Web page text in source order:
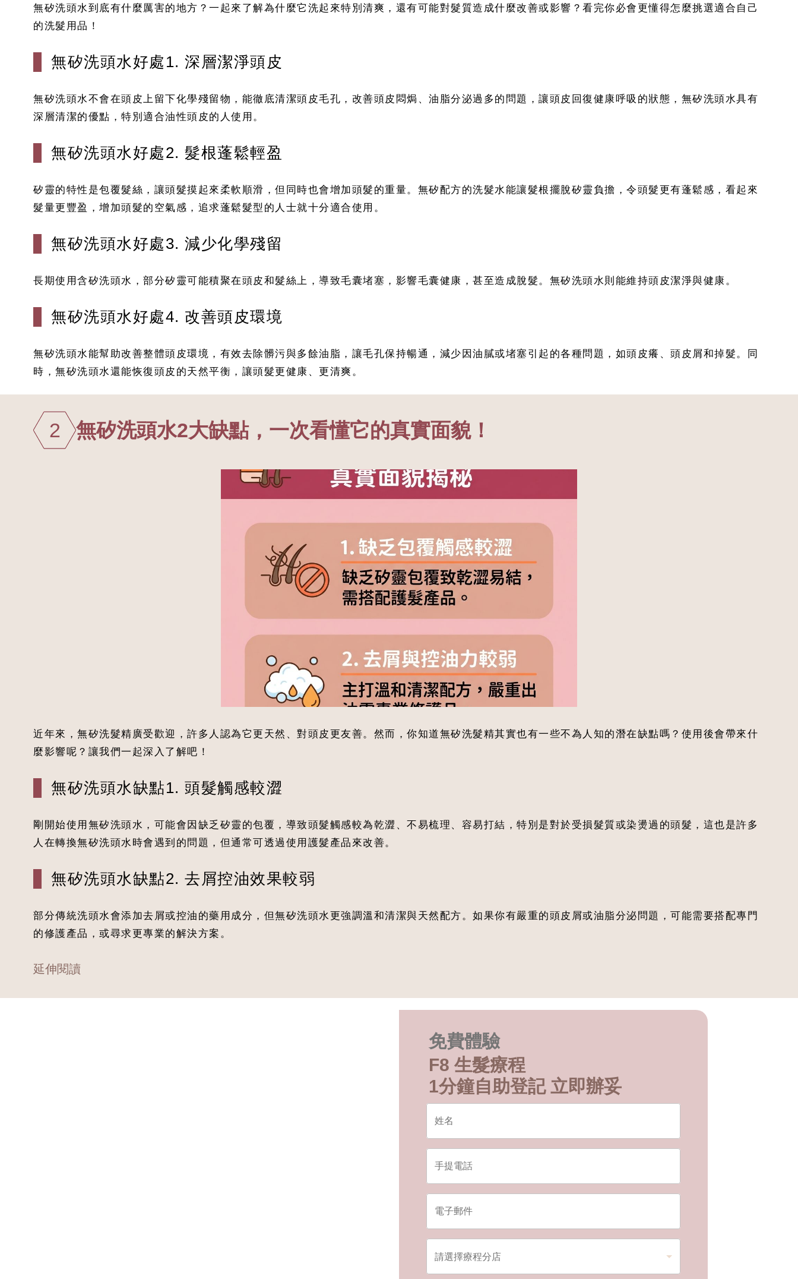
無矽洗頭水到底有什麼厲害的地方？一起來了解為什麼它洗起來特別清爽，還有可能對髮質造成什麼改善或影響？看完你必會更懂得怎麼挑選適合自己
的洗髮用品！
無矽洗頭水好處1. 深層潔淨頭皮
無矽洗頭水不會在頭皮上留下化學殘留物，能徹底清潔頭皮毛孔，改善頭皮悶焗、油脂分泌過多的問題，讓頭皮回復健康呼吸的狀態，無矽洗頭水具有
深層清潔的優點，特別適合油性頭皮的人使用。
無矽洗頭水好處2. 髮根蓬鬆輕盈
矽靈的特性是包覆髮絲，讓頭髮摸起來柔軟順滑，但同時也會增加頭髮的重量。無矽配方的洗髮水能讓髮根擺脫矽靈負擔，令頭髮更有蓬鬆感，看起來
髮量更豐盈，增加頭髮的空氣感，追求蓬鬆髮型的人士就十分適合使用。
無矽洗頭水好處3. 減少化學殘留
長期使用含矽洗頭水，部分矽靈可能積聚在頭皮和髮絲上，導致毛囊堵塞，影響毛囊健康，甚至造成脫髮。無矽洗頭水則能維持頭皮潔淨與健康。
無矽洗頭水好處4. 改善頭皮環境
無矽洗頭水能幫助改善整體頭皮環境，有效去除髒污與多餘油脂，讓毛孔保持暢通，減少因油膩或堵塞引起的各種問題，如頭皮癢、頭皮屑和掉髮。同
時，無矽洗頭水還能恢復頭皮的天然平衡，讓頭髮更健康、更清爽。
2 無矽洗頭水2大缺點，一次看懂它的真實面貌！
近年來，無矽洗髮精廣受歡迎，許多人認為它更天然、對頭皮更友善。然而，你知道無矽洗髮精其實也有一些不為人知的潛在缺點嗎？使用後會帶來什
麼影響呢？讓我們一起深入了解吧！
無矽洗頭水缺點1. 頭髮觸感較澀
剛開始使用無矽洗頭水，可能會因缺乏矽靈的包覆，導致頭髮觸感較為乾澀、不易梳理、容易打結，特別是對於受損髮質或染燙過的頭髮，這也是許多
人在轉換無矽洗頭水時會遇到的問題，但通常可透過使用護髮產品來改善。
無矽洗頭水缺點2. 去屑控油效果較弱
部分傳統洗頭水會添加去屑或控油的藥用成分，但無矽洗頭水更強調溫和清潔與天然配方。如果你有嚴重的頭皮屑或油脂分泌問題，可能需要搭配專門
的修護產品，或尋求更專業的解決方案。
延伸閱讀
免費體驗
F8 生髮療程
1分鐘自助登記 立即辦妥